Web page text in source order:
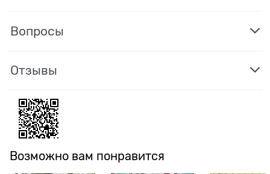
Вопросы
Отзывы
Возможно вам понравится